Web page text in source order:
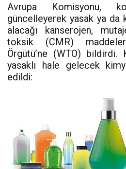
Avrupa Komisyonu,
güncelleyerek yasak ya da
alacağı kanserojen,
toksik (CMR)
Örgütü’ne (WTO) bildirdi.
yasaklı hale gelecek
edildi: